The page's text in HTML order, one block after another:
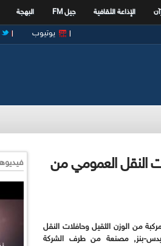
الإذاعة الثقافية جيل FM البهجة
يوتيوب
وحافلات النقل العمومي من
هذا الأربعاء 236 مركبة من الوزن الثقيل وحافلات النقل
بنز, مصنعة من طرف الشركة